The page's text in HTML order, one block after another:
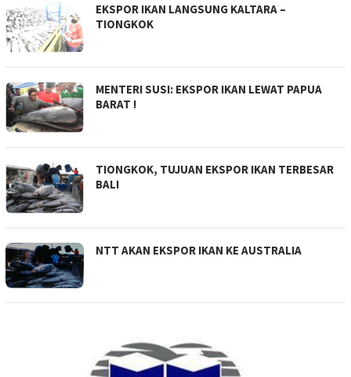
EKSPOR IKAN LANGSUNG KALTARA –
TIONGKOK
MENTERI SUSI: EKSPOR IKAN LEWAT PAPUA
BARAT !
TIONGKOK, TUJUAN EKSPOR IKAN TERBESAR
BALI
NTT AKAN EKSPOR IKAN KE AUSTRALIA